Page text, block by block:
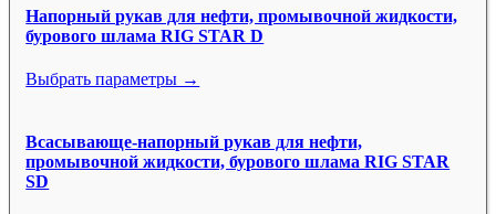
Напорный рукав для нефти, промывочной жидкости,
бурового шлама RIG STAR D
Выбрать параметры →
Всасывающе-напорный рукав для нефти,
промывочной жидкости, бурового шлама RIG STAR
SD